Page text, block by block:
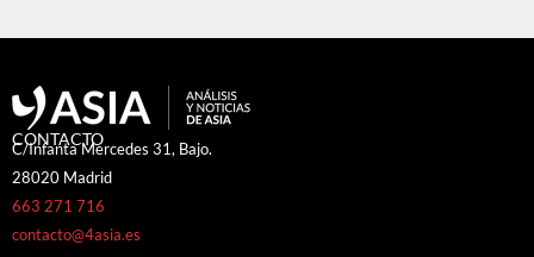
CONTACTO
C/Infanta Mercedes 31, Bajo.
28020 Madrid
663 271 716
contacto@4asia.es